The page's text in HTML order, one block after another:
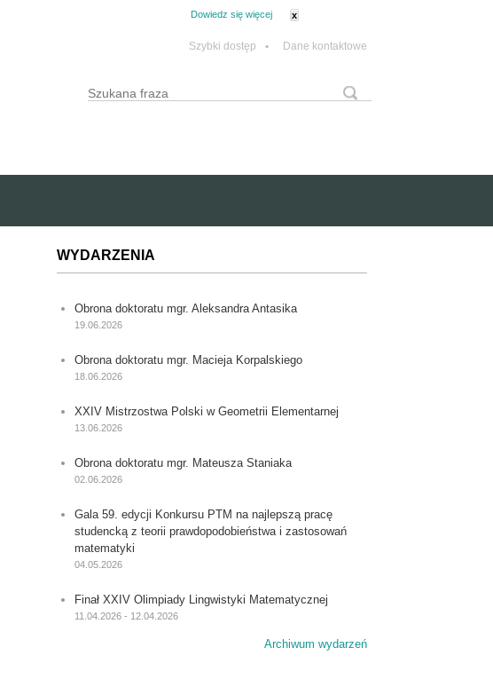
Dowiedz się więcej x
Szybki dostęp • Dane kontaktowe
Formularz wyszukiwania
Wyszukaj
WYDARZENIA
Obrona doktoratu mgr. Aleksandra Antasika
19.06.2026
Obrona doktoratu mgr. Macieja Korpalskiego
18.06.2026
XXIV Mistrzostwa Polski w Geometrii Elementarnej
13.06.2026
Obrona doktoratu mgr. Mateusza Staniaka
02.06.2026
Gala 59. edycji Konkursu PTM na najlepszą pracę
studencką z teorii prawdopodobieństwa i zastosowań
matematyki
04.05.2026
Finał XXIV Olimpiady Lingwistyki Matematycznej
11.04.2026 - 12.04.2026
Archiwum wydarzeń